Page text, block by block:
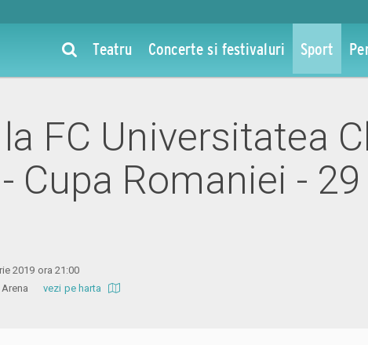
Teatru Concerte si festivaluri Sport
FC Universitatea
- Cupa Romaniei -
2019 ora 21:00
Arenavezi pe harta